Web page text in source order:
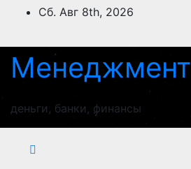
ПерейтиСб. Авг 8th, 2026
Менеджмент
деньги, банки, финансы